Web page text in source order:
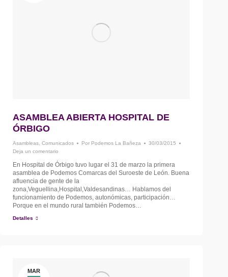
ASAMBLEA ABIERTA HOSPITAL DE
ÓRBIGO
Asambleas Comunicados Por Podemos La Bañeza
30/03/2015
Deja un comentario
En Hospital de Órbigo tuvo lugar el 31 de marzo la primera
asamblea de Podemos Comarcas del Suroeste de León. Buena
afluencia de gente de la
zona,Veguellina,Hospital,Valdesandinas… Hablamos del
funcionamiento de Podemos, autonómicas, participación…
Porque en el mundo rural también Podemos…
Detalles
MAR